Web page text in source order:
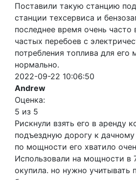
Поставили такую станцию под
станции техсервиса и
последнее время очень часто
частых перебоев с
потребления топлива для
нормально.
2022-09-22 10:06:50
Andrew
Оценка:
5 из 5
Рискнули взять его в аренду
подъездную дорогу к
по мощности его хватило
Использовали на мощности в
окупила. но нужно учитывать